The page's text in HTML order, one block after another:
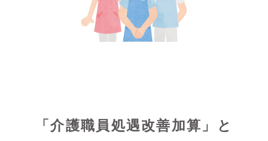
「介護職員処遇改善加算」と